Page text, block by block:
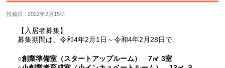
投稿日 : 2022年2月15日
【入居者募集】
募集期間は、令和4年2月1日～令和4年2月28日で、
○創業準備室（スタートアップルーム） 7㎡ 3室